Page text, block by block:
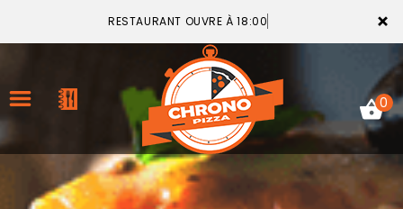
×
RESTAURANT OUVRE À 18:00
0